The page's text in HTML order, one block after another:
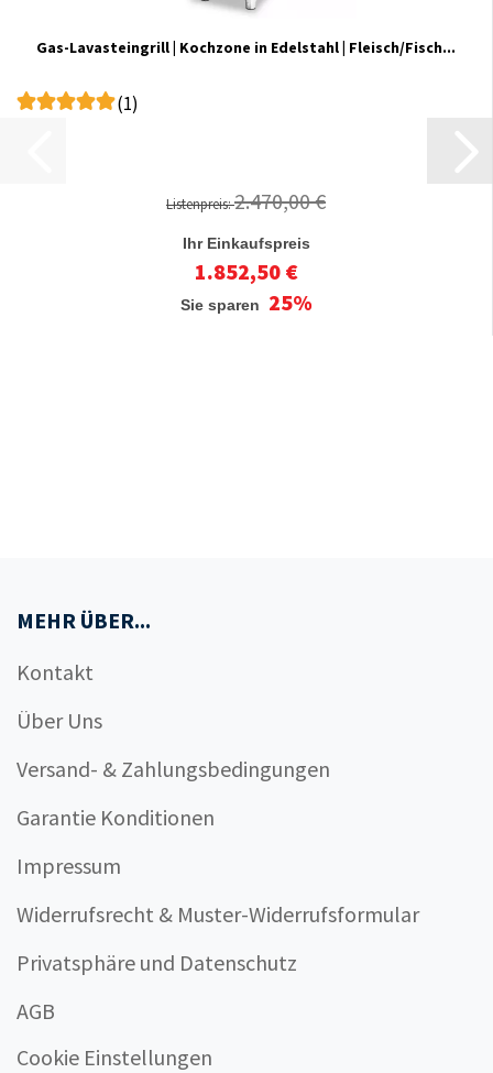
Gas-Lavasteingrill | Kochzone in Edelstahl | Fleisch/Fisch...
(1)
Listenpreis:2.470,00 €
Ihr Einkaufspreis
1.852,50 €
Sie sparen 25%
MEHR ÜBER...
Kontakt
Über Uns
Versand- & Zahlungsbedingungen
Garantie Konditionen
Impressum
Widerrufsrecht & Muster-Widerrufsformular
Privatsphäre und Datenschutz
AGB
Cookie Einstellungen